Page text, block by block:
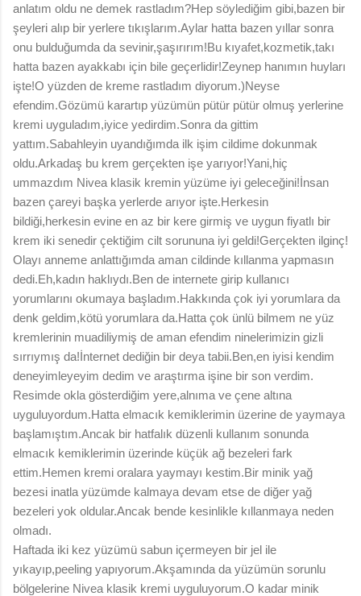
anlatım oldu ne demek rastladım?Hep söylediğim gibi,bazen bir
şeyleri alıp bir yerlere tıkışlarım.Aylar hatta bazen yıllar sonra
onu bulduğumda da sevinir,şaşırırım!Bu kıyafet,kozmetik,takı
hatta bazen ayakkabı için bile geçerlidir!Zeynep hanımın huyları
işte!O yüzden de kreme rastladım diyorum.)Neyse
efendim.Gözümü karartıp yüzümün pütür pütür olmuş yerlerine
kremi uyguladım,iyice yedirdim.Sonra da gittim
yattım.Sabahleyin uyandığımda ilk işim cildime dokunmak
oldu.Arkadaş bu krem gerçekten işe yarıyor!Yani,hiç
ummazdım Nivea klasik kremin yüzüme iyi geleceğini!İnsan
bazen çareyi başka yerlerde arıyor işte.Herkesin
bildiği,herkesin evine en az bir kere girmiş ve uygun fiyatlı bir
krem iki senedir çektiğim cilt sorununa iyi geldi!Gerçekten ilginç!
Olayı anneme anlattığımda aman cildinde kıllanma yapmasın
dedi.Eh,kadın haklıydı.Ben de internete girip kullanıcı
yorumlarını okumaya başladım.Hakkında çok iyi yorumlara da
denk geldim,kötü yorumlara da.Hatta çok ünlü bilmem ne yüz
kremlerinin muadiliymiş de aman efendim ninelerimizin gizli
sırrıymış da!İnternet dediğin bir deya tabii.Ben,en iyisi kendim
deneyimleyeyim dedim ve araştırma işine bir son verdim.
Resimde okla gösterdiğim yere,alnıma ve çene altına
uyguluyordum.Hatta elmacık kemiklerimin üzerine de yaymaya
başlamıştım.Ancak bir hatfalık düzenli kullanım sonunda
elmacık kemiklerimin üzerinde küçük ağ bezeleri fark
ettim.Hemen kremi oralara yaymayı kestim.Bir minik yağ
bezesi inatla yüzümde kalmaya devam etse de diğer yağ
bezeleri yok oldular.Ancak bende kesinlikle kıllanmaya neden
olmadı.
Haftada iki kez yüzümü sabun içermeyen bir jel ile
yıkayıp,peeling yapıyorum.Akşamında da yüzümün sorunlu
bölgelerine Nivea klasik kremi uyguluyorum.O kadar minik